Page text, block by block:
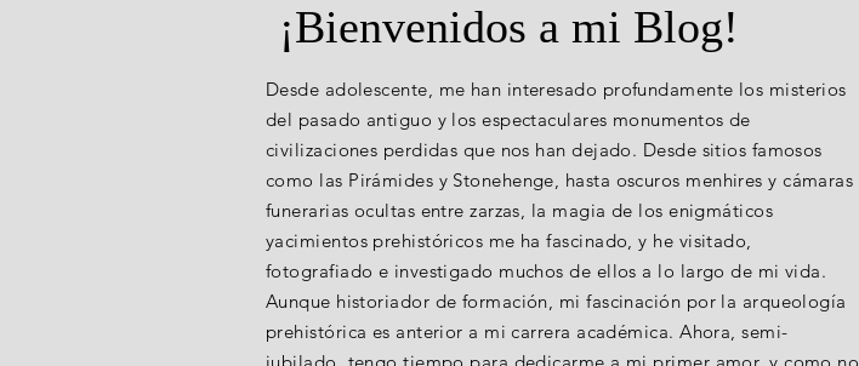
¡Bienvenidos a mi Blog!
Desde adolescente, me han interesado profundamente los misterios
del pasado antiguo y los espectaculares monumentos de
civilizaciones perdidas que nos han dejado. Desde sitios famosos
como las Pirámides y Stonehenge, hasta oscuros menhires y cámaras
funerarias ocultas entre zarzas, la magia de los enigmáticos
yacimientos prehistóricos me ha fascinado, y he visitado,
fotografiado e investigado muchos de ellos a lo largo de mi vida.
Aunque historiador de formación, mi fascinación por la arqueología
prehistórica es anterior a mi carrera académica. Ahora, semi-